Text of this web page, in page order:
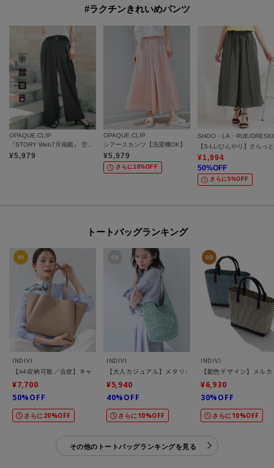
#ラクチンきれいめパンツ
OPAQUE.CLIP
『STORY Web7月掲載』 空気パンツ《接触冷感／UVケア／吸水速乾／防シワ／洗濯機OK》
¥5,979
OPAQUE.CLIP
シアースカンツ【洗濯機OK】
¥5,979
さらに10%OFF
SHOO・LA・RUE/
¥1,994
50%OFF
さらに5%OFF
トートバッグランキング
INDIVI
【A4収納可能／合皮】キャリアタックバッグ
¥7,700
50%OFF
さらに20%OFF
INDIVI
【大人カジュアル】メタリックかぎ編みボトルバッグ
¥5,940
40%OFF
さらに10%OFF
INDIVI
【配色デザイン】メル
¥6,930
30%OFF
さらに10%OFF
その他のトートバッグランキングを見る